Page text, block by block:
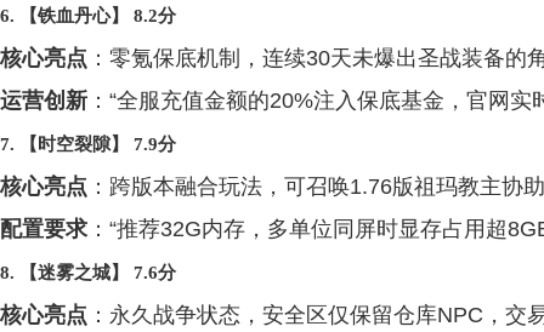
6. 【铁血丹心】 8.2分
核心亮点 ：零氪保底机制，连续30天未爆出圣战装备的
运营创新 ：“全服充值金额的20%注入保底基金，官网实
7. 【时空裂隙】 7.9分
核心亮点 ：跨版本融合玩法，可召唤1.76版祖玛教主协
配置要求 ：“推荐32G内存，多单位同屏时显存占用超
8. 【迷雾之城】 7.6分
核心亮点 ：永久战争状态，安全区仅保留仓库NPC，交